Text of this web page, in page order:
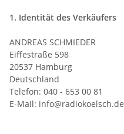
1. Identität des Verkäufers
ANDREAS SCHMIEDER
Eiffestraße 598
20537 Hamburg
Deutschland
Telefon: 040 - 653 00 81
E-Mail: info@radiokoelsch.de